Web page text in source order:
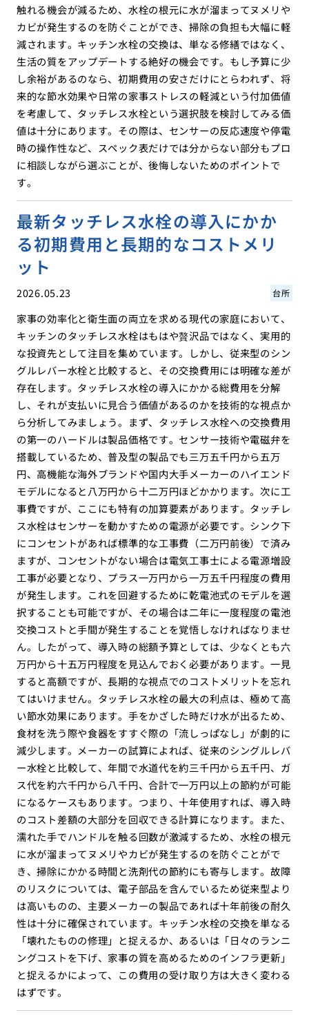
触れる機会が減るため、水栓の根元に水が溜まってヌメリや
カビが発生するのを防ぐことができ、掃除の負担も大幅に軽
減されます。キッチン水栓の交換は、単なる修繕ではなく、
生活の質をアップデートする絶好の機会です。もし予算に少
し余裕があるのなら、初期費用の安さだけにとらわれず、将
来的な節水効果や日常の家事ストレスの軽減という付加価値
を考慮して、タッチレス水栓という選択肢を検討してみる価
値は十分にあります。その際は、センサーの反応速度や停電
時の操作性など、スペック表だけでは分からない部分もプロ
に相談しながら選ぶことが、後悔しないためのポイントで
す。
最新タッチレス水栓の導入にかか
る初期費用と長期的なコストメリ
ット
2026.05.23 台所
家事の効率化と衛生面の両立を求める現代の家庭において、
キッチンのタッチレス水栓はもはや贅沢品ではなく、実用的
な投資先として注目を集めています。しかし、従来型のシン
グルレバー水栓と比較すると、その交換費用には明確な差が
存在します。タッチレス水栓の導入にかかる総費用を分解
し、それが支払いに見合う価値があるのかを技術的な視点か
ら分析してみましょう。まず、タッチレス水栓への交換費用
の第一のハードルは製品価格です。センサー技術や電磁弁を
搭載しているため、普及型の製品でも三万五千円から五万
円、高機能な海外ブランドや国内大手メーカーのハイエンド
モデルになると八万円から十二万円ほどかかります。次に工
事費ですが、ここにも特有の加算要素があります。タッチレ
ス水栓はセンサーを動かすための電源が必要です。シンク下
にコンセントがあれば標準的な工事費（二万円前後）で済み
ますが、コンセントがない場合は電気工事士による電源増設
工事が必要となり、プラス一万円から一万五千円程度の費用
が発生します。これを回避するために乾電池式のモデルを選
択することも可能ですが、その場合は二年に一度程度の電池
交換コストと手間が発生することを覚悟しなければなりませ
ん。したがって、導入時の総額予算としては、少なくとも六
万円から十五万円程度を見込んでおく必要があります。一見
すると高額ですが、長期的な視点でのコストメリットを忘れ
てはいけません。タッチレス水栓の最大の利点は、極めて高
い節水効果にあります。手をかざした時だけ水が出るため、
食材を洗う際や食器をすすぐ際の「流しっぱなし」が劇的に
減少します。メーカーの試算によれば、従来のシングルレバ
ー水栓と比較して、年間で水道代を約三千円から五千円、ガ
ス代を約六千円から八千円、合計で一万円以上の節約が可能
になるケースもあります。つまり、十年使用すれば、導入時
のコスト差額の大部分を回収できる計算になります。また、
濡れた手でハンドルを触る回数が激減するため、水栓の根元
に水が溜まってヌメリやカビが発生するのを防ぐことがで
き、掃除にかかる時間と洗剤代の節約にも寄与します。故障
のリスクについては、電子部品を含んでいるため従来型より
は高いものの、主要メーカーの製品であれば十年前後の耐久
性は十分に確保されています。キッチン水栓の交換を単なる
「壊れたものの修理」と捉えるか、あるいは「日々のランニ
ングコストを下げ、家事の質を高めるためのインフラ更新」
と捉えるかによって、この費用の受け取り方は大きく変わる
はずです。